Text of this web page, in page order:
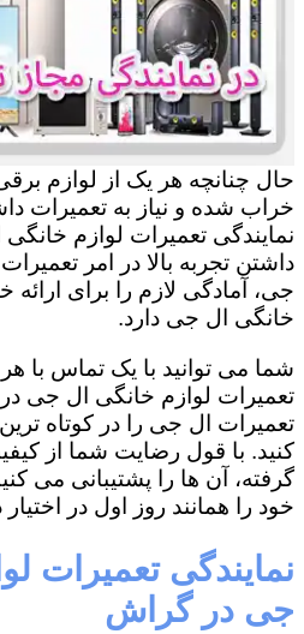
حال چنانچه هر یک از لوازم
خراب شده و نیاز به تعمیرات
نمایندگی تعمیرات لوازم
داشتن تجربه بالا در امر
جی، آمادگی لازم را برای ارائه
خانگی ال جی دارد.
شما می توانید با یک تماس با
تعمیرات لوازم خانگی ال جی
تعمیرات ال جی را در کوتاه
کنید. با قول رضایت شما از
گرفته، آن ها را پشتیبانی می
خود را همانند روز اول در
نمایندگی تعمیرات
جی در گراش